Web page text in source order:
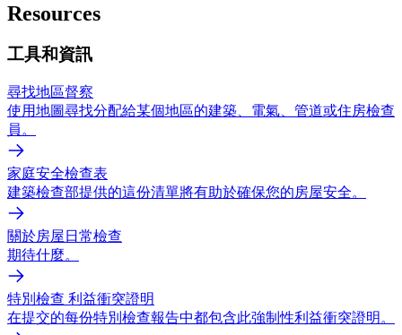
Resources
工具和資訊
尋找地區督察
使用地圖尋找分配給某個地區的建築、電氣、管道或住房檢查
員。
家庭安全檢查表
建築檢查部提供的這份清單將有助於確保您的房屋安全。
關於房屋日常檢查
期待什麼。
特別檢查 利益衝突證明
在提交的每份特別檢查報告中都包含此強制性利益衝突證明。